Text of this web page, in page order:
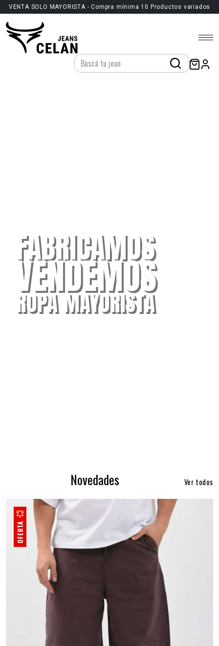
VENTA SOLO MAYORISTA - Compra mínima 10 Productos variados
FABRICAMOS
VENDEMOS
ROPA MAYORISTA
Novedades Ver todos
OFERTA